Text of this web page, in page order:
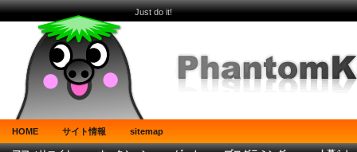
Just do it!
HOME サイト情報 sitemap